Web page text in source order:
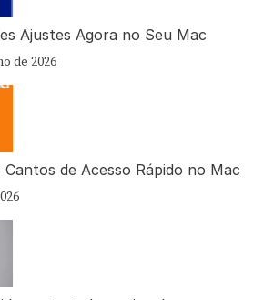
Ajustes Agora no Seu Mac
de 2026
de Acesso Rápido no Mac